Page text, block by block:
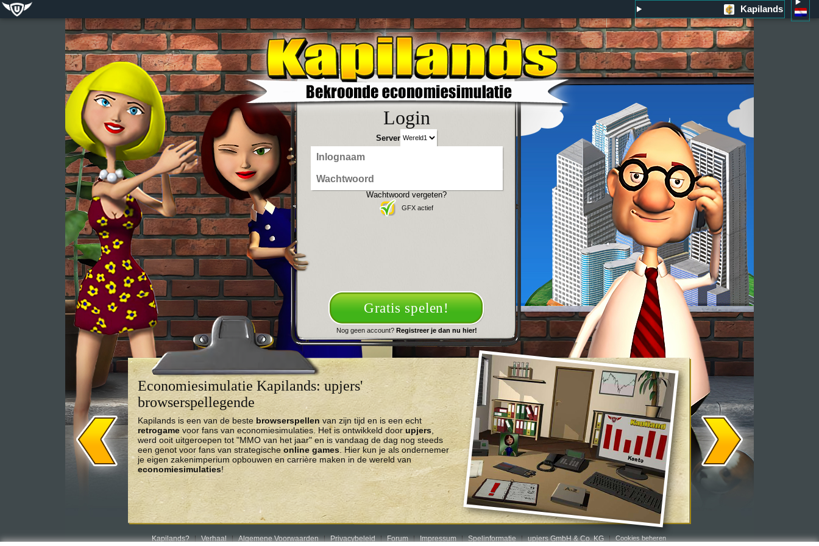
Kapilands
Login
Server
Wachtwoord vergeten?
GFX actief
Gratis spelen!
Nog geen account? Registreer je dan nu hier!
Economiesimulatie Kapilands: upjers'
browserspellegende
Kapilands is een van de beste browserspellen van zijn tijd en is een echt
retrogamevoor fans van economiesimulaties. Het is ontwikkeld door upjers,
werd ooit uitgeroepen tot "MMO van het jaar" en is vandaag de dag nog steeds
een genot voor fans van strategischeonline games. Hier kun je als ondernemer
je eigen zakenimperium opbouwen en carrière maken in de wereld van
economiesimulaties!
Kapilands? Verhaal Algemene Voorwaarden Privacybeleid Forum Impressum Spelinformatie upjers GmbH & Co. KG Cookies beheren